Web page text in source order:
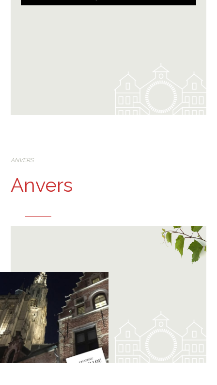
ANVERS
Anvers